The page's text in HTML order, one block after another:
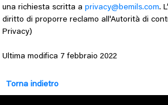
una richiesta scritta a privacy@bemils.com.
diritto di proporre reclamo all'Autorità di
Privacy)
Ultima modifica 7 febbraio 2022
Torna indietro